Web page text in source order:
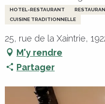
HOTEL-RESTAURANT
CUISINE TRADITIONNELLE
25, rue de la Xaintrie,
M'y rendre
Partager